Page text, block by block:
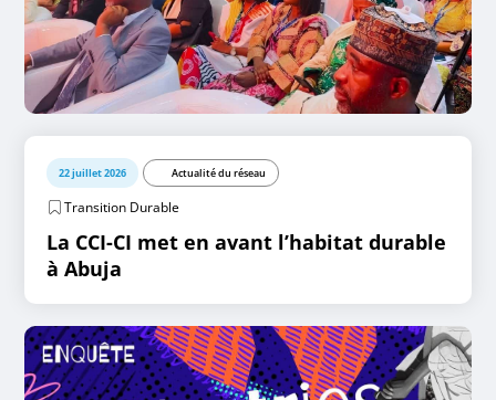
22 juillet 2026 Actualité du réseau
Transition Durable
La CCI-CI met en avant l’habitat durable
à Abuja